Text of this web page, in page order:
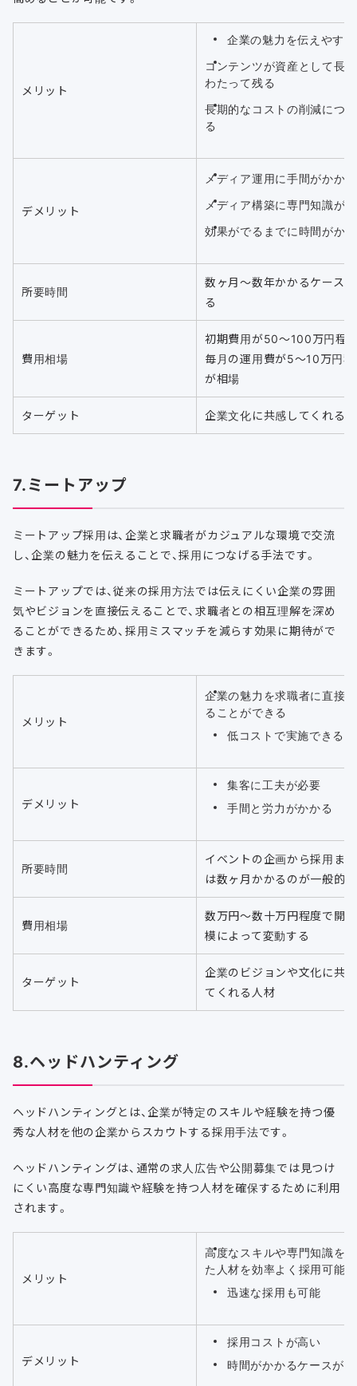
メリット
企業の魅力を伝えやすい
コンテンツが資産として長
わたって残る
長期的なコストの削減につ
る
デメリット
メディア運用に手間がかかる
メディア構築に専門知識が
効果がでるまでに時間がか
所要時間
数ヶ月〜数年かかるケース
る
費用相場
初期費用が50〜100万円程度
毎月の運用費が5〜10万円
が相場
ターゲット 企業文化に共感してくれる
7.ミートアップ
ミートアップ採用は、企業と求職者がカジュアルな環境で交流
し、企業の魅力を伝えることで、採用につなげる手法です。
ミートアップでは、従来の採用方法では伝えにくい企業の雰囲
気やビジョンを直接伝えることで、求職者との相互理解を深め
ることができるため、採用ミスマッチを減らす効果に期待がで
きます。
メリット
企業の魅力を求職者に直接
ることができる
低コストで実施できる
デメリット
集客に工夫が必要
手間と労力がかかる
所要時間
イベントの企画から採用ま
は数ヶ月かかるのが一般的
費用相場
数万円〜数十万円程度で開
模によって変動する
ターゲット
企業のビジョンや文化に共
てくれる人材
8.ヘッドハンティング
ヘッドハンティングとは、企業が特定のスキルや経験を持つ優
秀な人材を他の企業からスカウトする採用手法です。
ヘッドハンティングは、通常の求人広告や公開募集では見つけ
にくい高度な専門知識や経験を持つ人材を確保するために利用
されます。
メリット
高度なスキルや専門知識を
た人材を効率よく採用可能
迅速な採用も可能
デメリット
採用コストが高い
時間がかかるケースが